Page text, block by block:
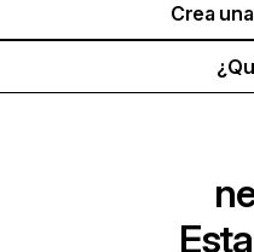
Crea